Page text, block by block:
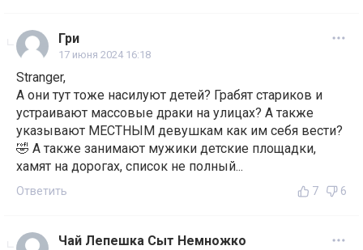
Гри
17 июня 2024 16:18
Stranger,
А они тут тоже насилуют детей? Грабят стариков и
устраивают массовые драки на улицах? А также
указывают МЕСТНЫМ девушкам как им себя вести?
🤣 А также занимают мужики детские площадки,
хамят на дорогах, список не полный...
Ответить 7 6
Чай Лепешка Сыт Немножко